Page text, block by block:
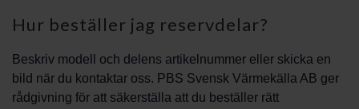
Hur beställer jag reservdelar?
Beskriv modell och delens artikelnummer eller skicka en
bild när du kontaktar oss. PBS Svensk Värmekälla AB ger
rådgivning för att säkerställa att du beställer rätt